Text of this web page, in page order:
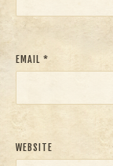
EMAIL *
WEBSITE